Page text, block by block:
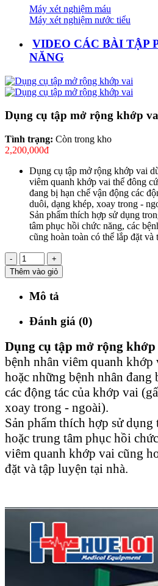
Máy xét nghiệm máu
Máy xét nghiệm nước tiểu
VIDEO CÁC BÀI TẬP
NĂNG
Dụng cụ tập mở rộng khớp
Tình trạng: Còn trong kho
2,200,000đ
Dụng cụ tập mở rộng khớp vai
viêm quanh khớp vai thể đông
đang bị hạn chế vận động các
duôi, dạng khép, xoay trong -
Sản phẩm thích hợp sử dụng
tâm phục hồi chức năng, các
cũng hoàn toàn có thể lắp đặt và
-
+
Thêm vào giỏ
Mô tả
Đánh giá (0)
Dụng cụ tập mở rộng
bệnh nhân viêm quanh khớp
hoặc những bệnh nhân đang
các động tác của khớp vai
xoay trong - ngoài).
Sản phẩm thích hợp sử dụng
hoặc trung tâm phục hồi
viêm quanh khớp vai cũng
đặt và tập luyện tại nhà.